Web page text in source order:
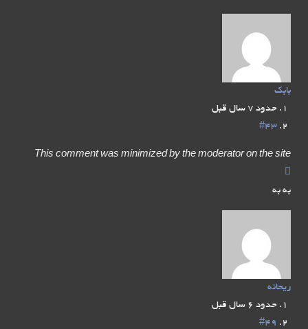
بابک
حدود 7 سال قبل
#43
This comment was minimized by the moderator on the site
به به
ریحانه
حدود 6 سال قبل
#49